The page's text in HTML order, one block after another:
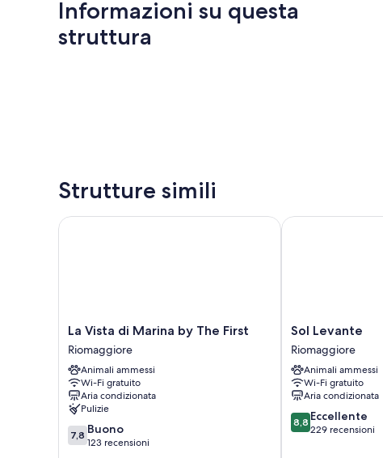
Informazioni su questa
struttura
Strutture simili
La
Vista
di
Marina
by
The
First
Riomaggiore
La Vista di Marina by The First
Riomaggiore
Animali ammessi
Wi-Fi gratuito
Aria condizionata
Pulizie
7.8
su
7,8 Buono
123 recensioni
La Vista di Marina by The First
Sol
Levante
Riomaggiore
Sol Levante
Riomaggiore
Animali ammessi
Wi-Fi gratuito
Aria condizionata
8.8
su
8,8 Eccellente
229 recensioni
Sol Levante